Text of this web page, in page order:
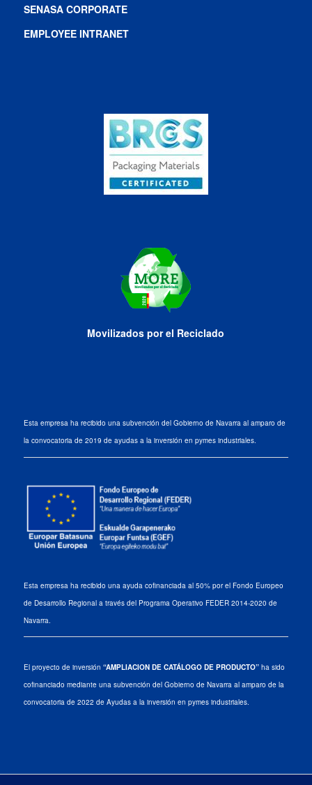
SENASA CORPORATE
EMPLOYEE INTRANET
Movilizados por el Reciclado
Esta empresa ha recibido una subvención del Gobierno de Navarra al amparo de
la convocatoria de 2019 de ayudas a la inversión en pymes industriales.
Esta empresa ha recibido una ayuda cofinanciada al 50% por el Fondo Europeo
de Desarrollo Regional a través del Programa Operativo FEDER 2014-2020 de
Navarra.
El proyecto de inversión “AMPLIACION DE CATÁLOGO DE PRODUCTO”ha sido
cofinanciado mediante una subvención del Gobierno de Navarra al amparo de la
convocatoria de 2022 de Ayudas a la inversión en pymes industriales.